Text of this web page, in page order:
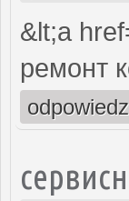
&lt;a
ремонт
odpowiedz